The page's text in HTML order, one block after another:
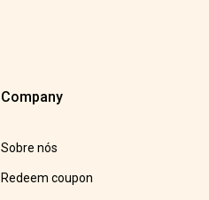
Company
Sobre nós
Redeem coupon